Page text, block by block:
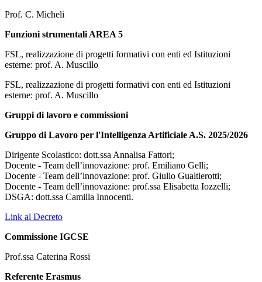
Prof. C. Micheli
Funzioni strumentali AREA 5
FSL, realizzazione di progetti formativi con enti ed Istituzioni
esterne: prof. A. Muscillo
FSL, realizzazione di progetti formativi con enti ed Istituzioni
esterne: prof. A. Muscillo
Gruppi di lavoro e commissioni
Gruppo di Lavoro per l'Intelligenza Artificiale A.S. 2025/2026
Dirigente Scolastico: dott.ssa Annalisa Fattori;
Docente - Team dell’innovazione: prof. Emiliano Gelli;
Docente - Team dell’innovazione: prof. Giulio Gualtierotti;
Docente - Team dell’innovazione: prof.ssa Elisabetta Iozzelli;
DSGA: dott.ssa Camilla Innocenti.
Link al Decreto
Commissione IGCSE
Prof.ssa Caterina Rossi
Referente Erasmus